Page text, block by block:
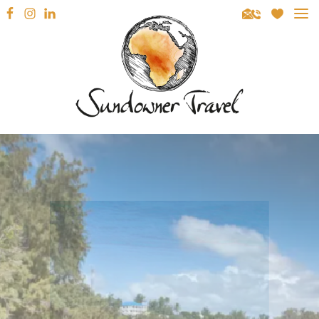
Sundowner Travel
SÜDAFRIKA
BOTSWANA
REISEARTEN
MIETWAGENRUNDREISEN
GEFÜHRTE RUNDREISEN
INSPIRATION